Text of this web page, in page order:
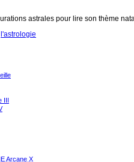
astrales pour lire son thème
l'astrologie
III
Arcane X